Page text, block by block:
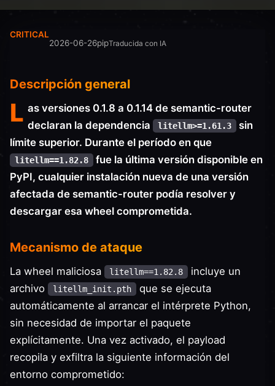
CRITICAL
2026-06-26pipTraducida con IA
Descripción general
L as versiones 0.1.8 a 0.1.14 de semantic-router
declaran la dependencia
litellm>=1.61.3
sin
límite superior. Durante el período en que
litellm==1.82.8
fue la última versión disponible en
PyPI, cualquier instalación nueva de una versión
afectada de semantic-router podía resolver y
descargar esa wheel comprometida.
Mecanismo de ataque
La wheel maliciosa litellm==1.82.8
incluye un
archivo
litellm_init.pth
que se ejecuta
automáticamente al arrancar el intérprete Python,
sin necesidad de importar el paquete
explícitamente. Una vez activado, el payload
recopila y exfiltra la siguiente información del
entorno comprometido: